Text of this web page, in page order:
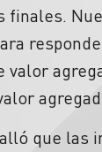
finales.
valor
que las